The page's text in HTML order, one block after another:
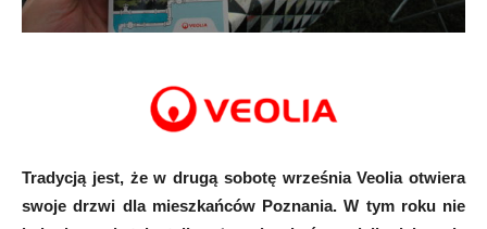
Tradycją jest, że w drugą sobotę września Veolia otwiera
swoje drzwi dla mieszkańców Poznania. W tym roku nie